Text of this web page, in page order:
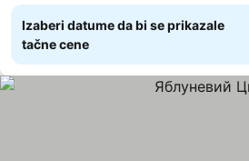
Izaberi datume da bi se prikazale
tačne cene